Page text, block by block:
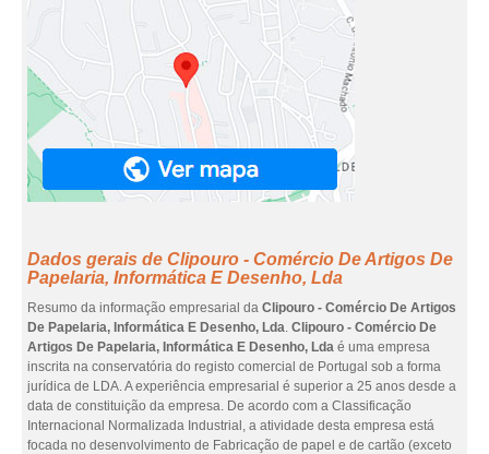
Dados gerais de Clipouro - Comércio De Artigos De
Papelaria, Informática E Desenho, Lda
Resumo da informação empresarial da Clipouro - Comércio De Artigos
De Papelaria, Informática E Desenho, Lda. Clipouro - Comércio De
Artigos De Papelaria, Informática E Desenho, Lda é uma empresa
inscrita na conservatória do registo comercial de Portugal sob a forma
jurídica de LDA. A experiência empresarial é superior a 25 anos desde a
data de constituição da empresa. De acordo com a Classificação
Internacional Normalizada Industrial, a atividade desta empresa está
focada no desenvolvimento de Fabricação de papel e de cartão (exceto